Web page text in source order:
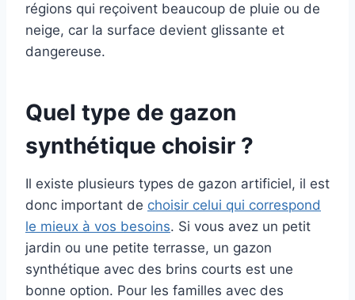
régions qui reçoivent beaucoup de pluie ou de
neige, car la surface devient glissante et
dangereuse.
Quel type de gazon
synthétique choisir ?
Il existe plusieurs types de gazon artificiel, il est
donc important de choisir celui qui correspond
le mieux à vos besoins. Si vous avez un petit
jardin ou une petite terrasse, un gazon
synthétique avec des brins courts est une
bonne option. Pour les familles avec des